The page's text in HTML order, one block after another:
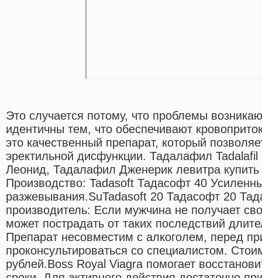
Это случается потому, что проблемы
идентичны тем, что обеспечивают
это качественный препарат, который
эректильной дисфункции. Тадалафил Tadalafil
Леонид, Тадалафил Дженерик левитра купить
Производство: Tadasoft Тадасофт 40
разжевывания.SuTadasoft 20 Тадасофт 20
производитель: Если мужчина не получает
может пострадать от таких последствий
Препарат несовместим с алкоголем, перед
проконсультироваться со специалистом.
рублей.Boss Royal Viagra помогает